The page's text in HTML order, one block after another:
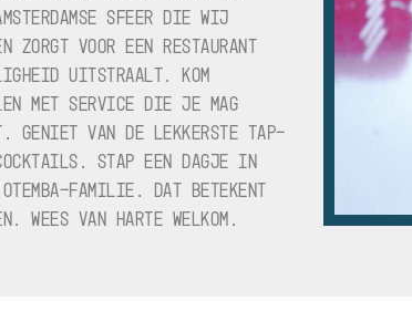
SFEER DIE WIJ
ZORGT VOOR EEN RESTAURANT
UITSTRAALT. KOM
MET SERVICE DIE JE MAG
GENIET VAN DE LEKKERSTE TAP-
STAP EEN DAGJE IN
FAMILIE. DAT BETEKENT
WEES VAN HARTE WELKOM.